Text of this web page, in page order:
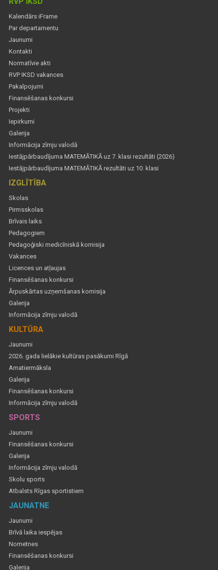
Kalendārs iFrame
Par departamentu
Jaunumi
Kontakti
Normatīvie akti
RVP IKSD vakances
Pakalpojumi
Finansēšanas konkursi
Projekti
Iepirkumi
Galerija
Informācija zīmju valodā
Iestājpārbaudījuma MATEMĀTIKĀ uz 7. klasi rezultāti (2026)
Iestājpārbaudījuma MATEMĀTIKĀ rezultāti uz 10. klasi
IZGLĪTĪBA
Skolas
Pirmsskolas
Brīvais laiks
Pedagogiem
Pedagoģiski medicīniskā komisija
Vakances
Licences un atļaujas
Finansēšanas konkursi
Ārpuskārtas uzņemšanas komisija
Galerija
Informācija zīmju valodā
KULTŪRA
Jaunumi
2026. gada lielākie kultūras pasākumi Rīgā
Amatiermāksla
Galerija
Finansēšanas konkursi
Informācija zīmju valodā
SPORTS
Jaunumi
Finansēšanas konkursi
Galerija
Informācija zīmju valodā
Skolu sports
Atbalsts Rīgas sportistiem
JAUNATNE
Jaunumi
Brīvā laika iespējas
Nometnes
Finansēšanas konkursi
Galerija